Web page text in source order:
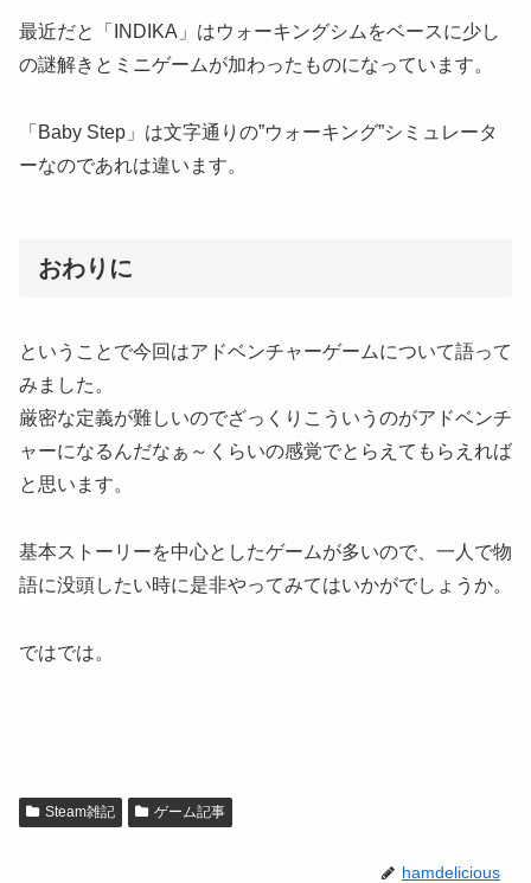
最近だと「INDIKA」はウォーキングシムをベースに少し
の謎解きとミニゲームが加わったものになっています。
「Baby Step」は文字通りの”ウォーキング”シミュレータ
ーなのであれは違います。
おわりに
ということで今回はアドベンチャーゲームについて語って
みました。
厳密な定義が難しいのでざっくりこういうのがアドベンチ
ャーになるんだなぁ～くらいの感覚でとらえてもらえれば
と思います。
基本ストーリーを中心としたゲームが多いので、一人で物
語に没頭したい時に是非やってみてはいかがでしょうか。
ではでは。
Steam雑記 ゲーム記事
hamdelicious